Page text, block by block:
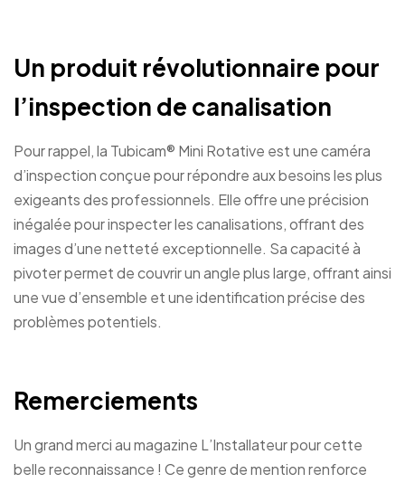
Un produit révolutionnaire pour
l’inspection de canalisation
Pour rappel, la Tubicam® Mini Rotative est une caméra
d’inspection conçue pour répondre aux besoins les plus
exigeants des professionnels. Elle offre une précision
inégalée pour inspecter les canalisations, offrant des
images d’une netteté exceptionnelle. Sa capacité à
pivoter permet de couvrir un angle plus large, offrant ainsi
une vue d’ensemble et une identification précise des
problèmes potentiels.
Remerciements
Un grand merci au magazine L’Installateur pour cette
belle reconnaissance ! Ce genre de mention renforce